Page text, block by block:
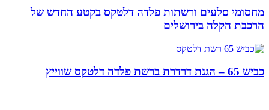
מחסומי סלעים ורשתות פלדה דלטקס בקטע החדש של
הרכבת הקלה בירושלים
כביש 65 – הגנת דרדרת ברשת פלדה דלטקס שווייץ